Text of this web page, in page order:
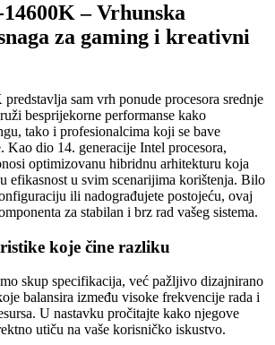
– Vrhunska
za gaming i kreativni
sam vrh ponude procesora srednje
besprijekorne performanse kako
tako i profesionalcima koji se bave
Kao dio 14. generacije Intel procesora,
optimizovanu hibridnu arhitekturu koja
efikasnost u svim scenarijima korištenja. Bilo
ili nadograđujete postojeću, ovaj
za stabilan i brz rad vašeg sistema.
koje čine razliku
skup specifikacija, već pažljivo dizajnirano
balansira između visoke frekvencije rada i
U nastavku pročitajte kako njegove
utiču na vaše korisničko iskustvo.